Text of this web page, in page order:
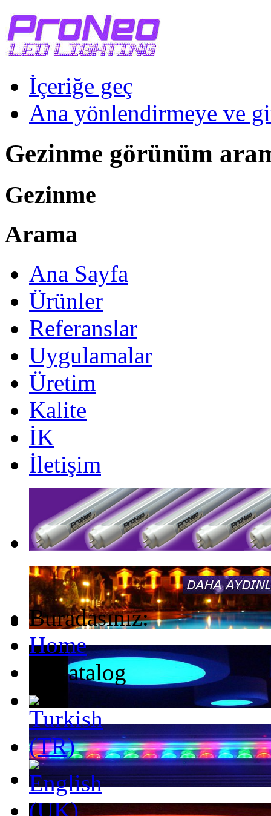
İçeriğe geç
Ana yönlendirmeye ve
Gezinme görünüm
Gezinme
Arama
Ana Sayfa
Ürünler
Referanslar
Uygulamalar
Üretim
Kalite
İK
İletişim
Buradasınız:
Home
E-Katalog